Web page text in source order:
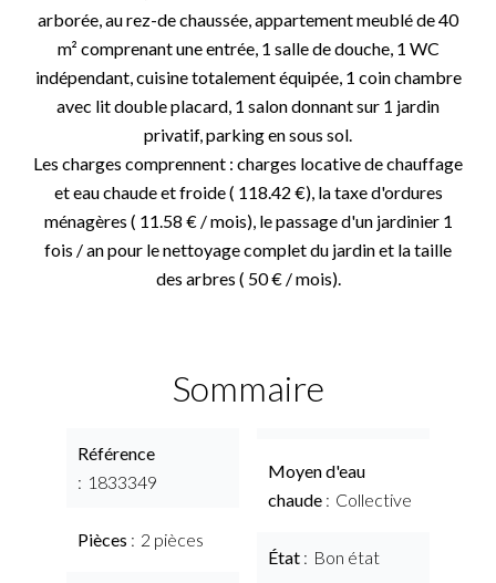
arborée, au rez-de chaussée, appartement meublé de 40
m² comprenant une entrée, 1 salle de douche, 1 WC
indépendant, cuisine totalement équipée, 1 coin chambre
avec lit double placard, 1 salon donnant sur 1 jardin
privatif, parking en sous sol.
Les charges comprennent : charges locative de chauffage
et eau chaude et froide ( 118.42 €), la taxe d'ordures
ménagères ( 11.58 € / mois), le passage d'un jardinier 1
fois / an pour le nettoyage complet du jardin et la taille
des arbres ( 50 € / mois).
Sommaire
Référence
1833349
Pièces 2 pièces
Moyen d'eau
chaude
Collective
État Bon état